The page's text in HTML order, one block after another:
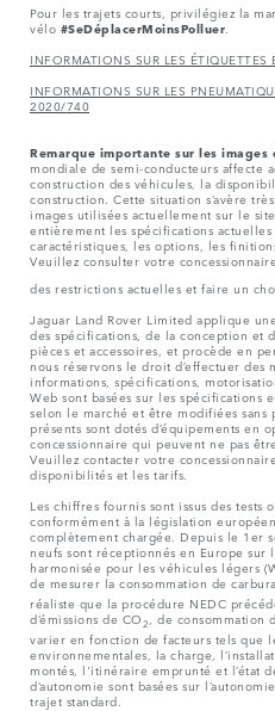
Pour les trajets courts, privilégiez la
vélo #SeDéplacerMoinsPolluer
INFORMATIONS SUR LES ÉTIQUETTES
INFORMATIONS SUR LES
2020/740
Remarque importante sur les
mondiale de semi-conducteurs affecte
construction des véhicules, la
construction. Cette situation s’avère
images utilisées actuellement sur le
entièrement les spécifications
caractéristiques, les options, les
Veuillez consulter votre
des restrictions actuelles et faire un
Jaguar Land Rover Limited applique
des spécifications, de la conception et
pièces et accessoires, et procède en
nous réservons le droit d’effectuer des
informations, spécifications,
Web sont basées sur les spécifications
selon le marché et être modifiées sans
présents sont dotés d’équipements en
concessionnaire qui peuvent ne pas
Veuillez contacter votre
disponibilités et les tarifs.
Les chiffres fournis sont issus des
conformément à la législation
complètement chargée. Depuis le 1er
neufs sont réceptionnés en Europe sur
harmonisée pour les véhicules légers
de mesurer la consommation de
réaliste que la procédure NEDC
d’émissions de CO2
, de consommation
varier en fonction de facteurs tels que
environnementales, la charge,
montés, l'itinéraire emprunté et l’état
d’autonomie sont basées sur
trajet standard.